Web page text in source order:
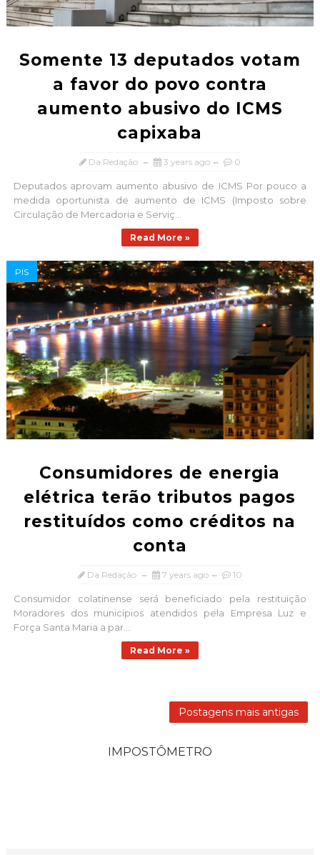
Somente 13 deputados votam
a favor do povo contra
aumento abusivo do ICMS
capixaba
Da Redação 3 years ago 0
Deputados aprovam aumento abusivo de ICMS Por pouco a
medida oportunista de aumento de ICMS (Imposto sobre
Circulação de Mercadoria e Serviç...
Read More »
PIS
Consumidores de energia
elétrica terão tributos pagos
restituídos como créditos na
conta
Da Redação 7 years ago 10
Consumidor colatinense será beneficiado pela restituição
Moradores dos municípios atendidos pela Empresa Luz e
Força Santa Maria a par...
Read More »
Postagens mais antigas
IMPOSTÔMETRO